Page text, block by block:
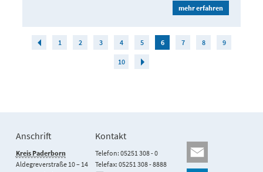
mehr erfahren
1 2 3 4 5 6 7 8 9
10
Anschrift
Kreis Paderborn
Aldegreverstraße 10 – 14
Kontakt
Telefon: 05251 308 - 0
Telefax: 05251 308 - 8888